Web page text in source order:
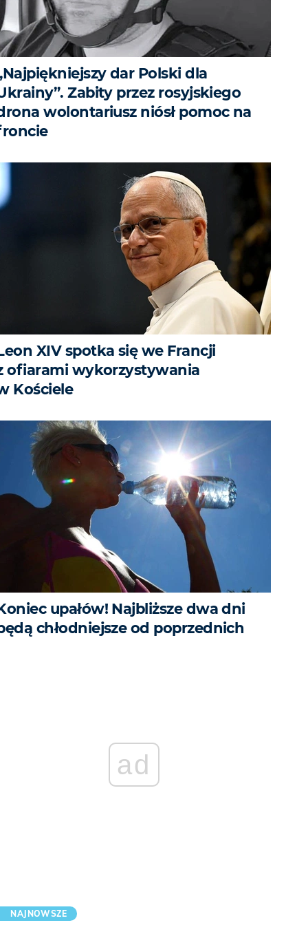
dar Polski dla
Zabity przez rosyjskiego
wolontariusz niósł pomoc na
XIV spotka się we Francji
ofiarami wykorzystywania
Kościele
upałów! Najbliższe dwa dni
chłodniejsze od poprzednich
ad
NAJNOWSZE